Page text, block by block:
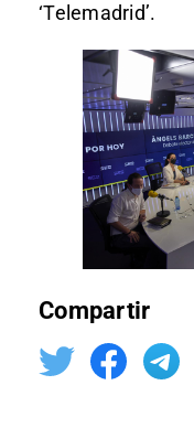
‘Telemadrid’.
Compartir